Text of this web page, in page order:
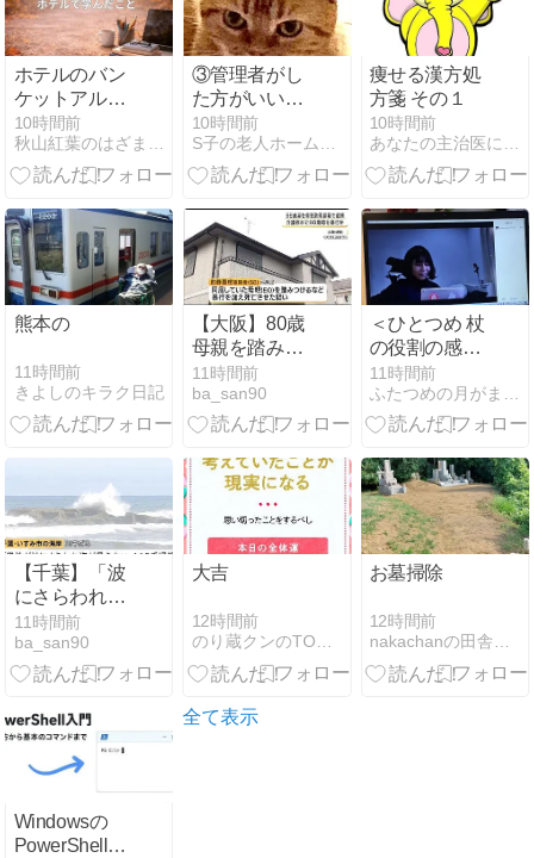
ホテルのバン
ケットアルバ
イト研修の日
｜大学生のバ
イトで習った
と準備の話
10時間前
秋山紅葉のはざまで暮らす日々
③管理者がし
た方がいいと
思ったこと。
10時間前
S子の老人ホーム秘話
痩せる漢方処
方箋 その１
10時間前
あなたの主治医になりたいです。
熊本の
11時間前
きよしのキラク日記
【大阪】80歳
母親を踏みつ
け死亡させた
疑い 58歳無職
息子を逮捕 13
2人暮らし
「介護疲れで
日常的に暴
行」 岬町
11時間前
ba_san90
＜ひとつめ 杖
の役割の感想
＞
11時間前
【千葉】「波
にさらわれ姿
が見えない」
八街市の男性
（38）波にさ
際相手と海岸
を散歩中 当時
は波浪注意報
11時間前
ba_san90
大吉
12時間前
お墓掃除
12時間前
Windowsの
PowerShell入
全て表示